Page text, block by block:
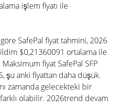
işlem fiyatı ile
SafePal fiyat tahmini, 2026
$0,21360091 ortalama ile
fiyat SafePal SFP
şu anki fiyattan daha düşük.
zamanda gelecekteki bir
olabilir. 2026trend devam